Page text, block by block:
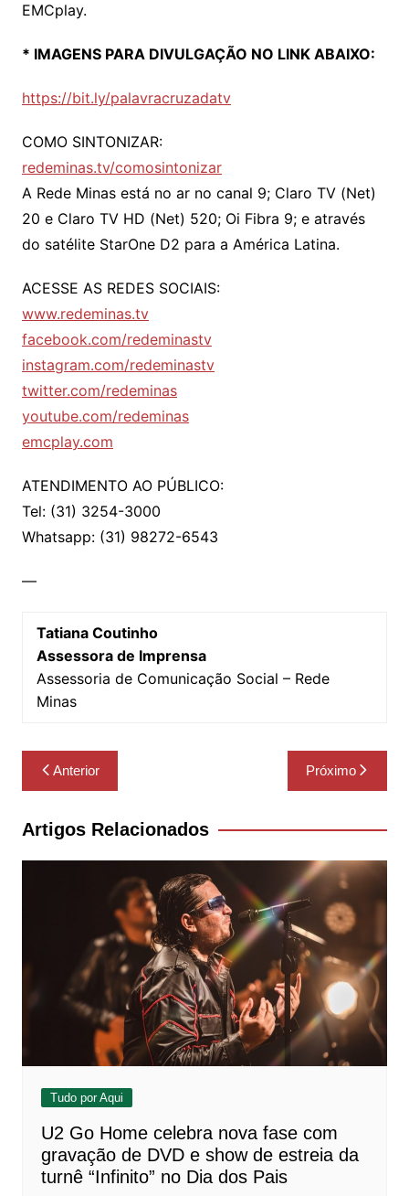
EMCplay.
* IMAGENS PARA DIVULGAÇÃO NO LINK ABAIXO:
https://bit.ly/palavracruzadatv
COMO SINTONIZAR:
redeminas.tv/comosintonizar
A Rede Minas está no ar no canal 9; Claro TV (Net)
20 e Claro TV HD (Net) 520; Oi Fibra 9; e através
do satélite StarOne D2 para a América Latina.
ACESSE AS REDES SOCIAIS:
www.redeminas.tv
facebook.com/redeminastv
instagram.com/redeminastv
twitter.com/redeminas
youtube.com/redeminas
emcplay.com
ATENDIMENTO AO PÚBLICO:
Tel: (31) 3254-3000
Whatsapp: (31) 98272-6543
—
Tatiana Coutinho
Assessora de Imprensa
Assessoria de Comunicação Social – Rede
Minas
Navegação
de
Post
Anterior Próximo
Artigos Relacionados
Tudo por Aqui
U2 Go Home celebra nova fase com
gravação de DVD e show de estreia da
turnê “Infinito” no Dia dos Pais